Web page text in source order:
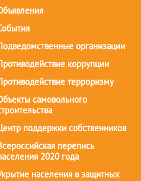
организации
коррупции
терроризму
самовольного
поддержки собственников
перепись
2020 года
населения в защитных